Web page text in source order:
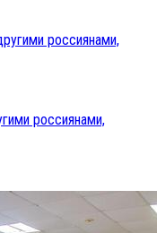
россиянами,